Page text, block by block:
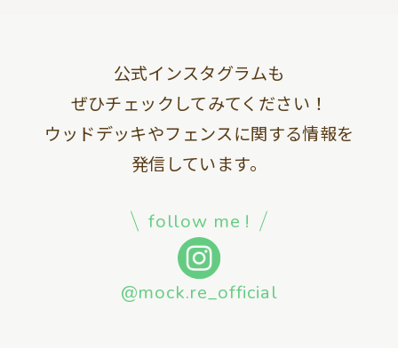
公式インスタグラムも
ぜひチェックしてみてください！
ウッドデッキやフェンスに関する情報を
発信しています。
follow me !
@mock.re_official